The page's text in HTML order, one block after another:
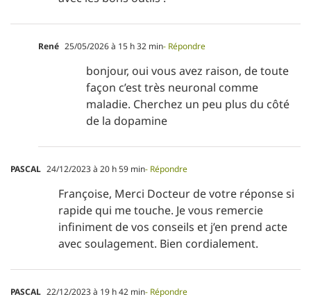
René 25/05/2026 à 15 h 32 min- Répondre
bonjour, oui vous avez raison, de toute
façon c’est très neuronal comme
maladie. Cherchez un peu plus du côté
de la dopamine
PASCAL 24/12/2023 à 20 h 59 min- Répondre
Françoise, Merci Docteur de votre réponse si
rapide qui me touche. Je vous remercie
infiniment de vos conseils et j’en prend acte
avec soulagement. Bien cordialement.
PASCAL 22/12/2023 à 19 h 42 min- Répondre